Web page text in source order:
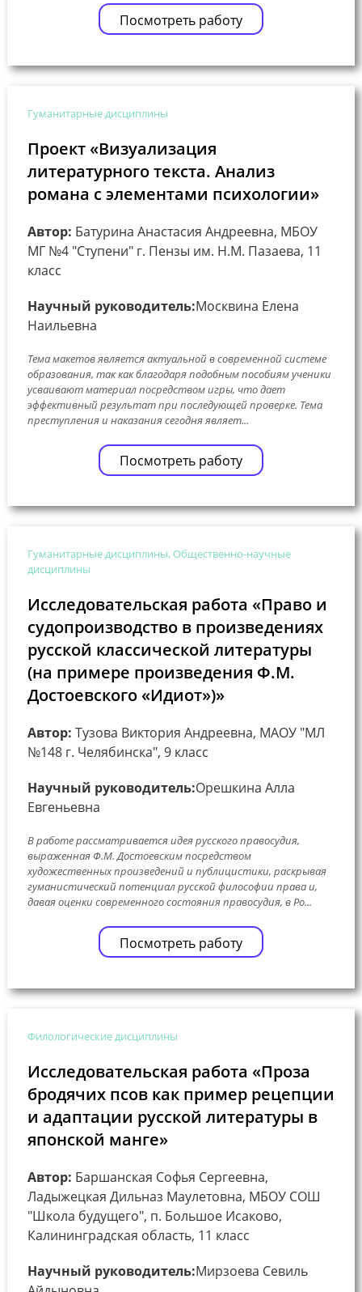
Посмотреть работу
Гуманитарные дисциплины
Проект «Визуализация
литературного текста. Анализ
романа с элементами психологии»
Автор: Батурина Анастасия Андреевна, МБОУ
МГ №4 "Ступени" г. Пензы им. Н.М. Пазаева, 11
класс
Научный руководитель:Москвина Елена
Наильевна
Тема макетов является актуальной в современной системе
образования, так как благодаря подобным пособиям ученики
усваивают материал посредством игры, что дает
эффективный результат при последующей проверке. Тема
преступления и наказания сегодня являет...
Посмотреть работу
Гуманитарные дисциплины, Общественно-научные
дисциплины
Исследовательская работа «Право и
судопроизводство в произведениях
русской классической литературы
(на примере произведения Ф.М.
Достоевского «Идиот»)»
Автор: Тузова Виктория Андреевна, МАОУ "МЛ
№148 г. Челябинска", 9 класс
Научный руководитель:Орешкина Алла
Евгеньевна
В работе рассматривается идея русского правосудия,
выраженная Ф.М. Достоевским посредством
художественных произведений и публицистики, раскрывая
гуманистический потенциал русской философии права и,
давая оценки современного состояния правосудия, в Ро...
Посмотреть работу
Филологические дисциплины
Исследовательская работа «Проза
бродячих псов как пример рецепции
и адаптации русской литературы в
японской манге»
Автор: Баршанская Софья Сергеевна,
Ладыжецкая Дильназ Маулетовна, МБОУ СОШ
"Школа будущего", п. Большое Исаково,
Калининградская область, 11 класс
Научный руководитель:Мирзоева Севиль